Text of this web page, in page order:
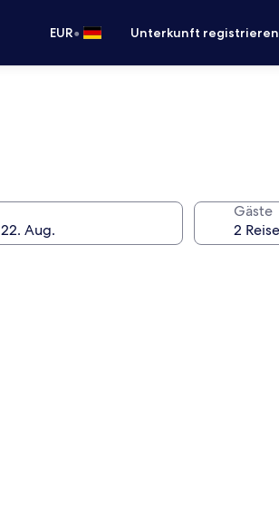
EUR• Unterkunft registrieren
Gäste